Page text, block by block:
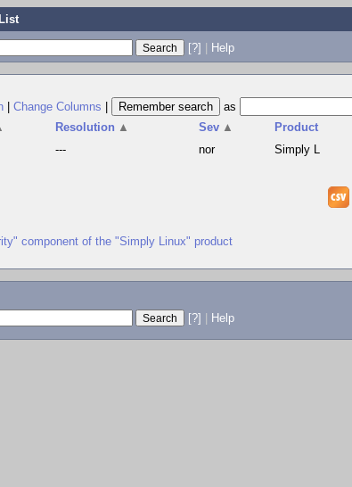
[?] | Help
Change Columns
as
Resolution ▲ Sev ▲ Product
--- nor Simply L
component of the "Simply Linux" product
[?] Help